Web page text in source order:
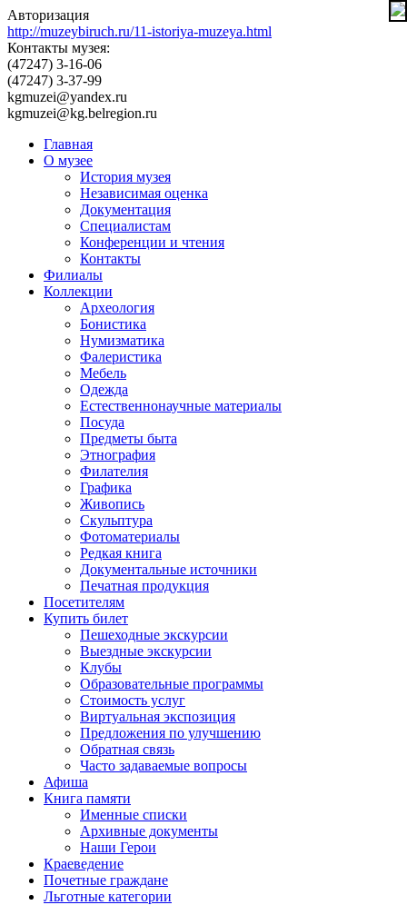
Авторизация
http://muzeybiruch.ru/11-istoriya-muzeya.html
Контакты музея:
(47247) 3-16-06
(47247) 3-37-99
kgmuzei@yandex.ru
kgmuzei@kg.belregion.ru
Главная
О музее
История музея
Независимая оценка
Документация
Специалистам
Конференции и чтения
Контакты
Филиалы
Коллекции
Археология
Бонистика
Нумизматика
Фалеристика
Мебель
Одежда
Естественнонаучные материалы
Посуда
Предметы быта
Этнография
Филателия
Графика
Живопись
Скульптура
Фотоматериалы
Редкая книга
Документальные источники
Печатная продукция
Посетителям
Купить билет
Пешеходные экскурсии
Выездные экскурсии
Клубы
Образовательные программы
Стоимость услуг
Виртуальная экспозиция
Предложения по улучшению
Обратная связь
Часто задаваемые вопросы
Афиша
Книга памяти
Именные списки
Архивные документы
Наши Герои
Краеведение
Почетные граждане
Льготные категории